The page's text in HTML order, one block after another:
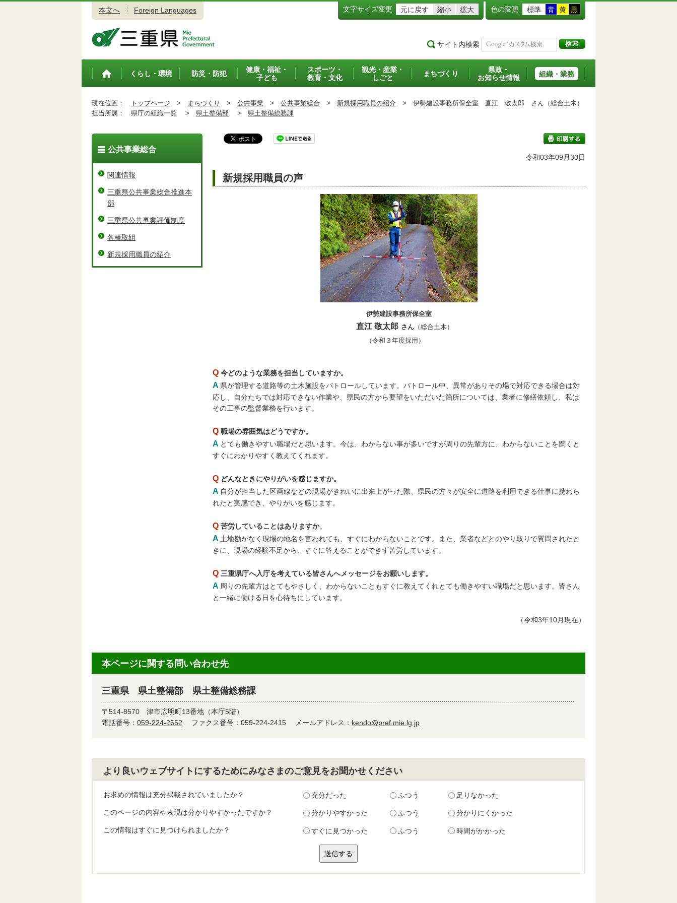
本文へ Foreign Languages 文字サイズ変更 元に戻す 縮小 拡大 色の変更 標準 青 黄 黒
サイト内検索
トップペ
くらし・環境 防災・防犯
健康・福祉・
子ども
スポーツ・
教育・文化
観光・産業・
しごと
まちづくり
県政・
お知らせ情報
組織・業務
現在位置： トップページ > まちづくり > 公共事業 > 公共事業総合 > 新規採用職員の紹介 > 伊勢建設事務所保全室 直江 敬太郎 さん（総合土木）
担当所属：
県庁の組織一覧 > 県土整備部 > 県土整備総務課
令和03年09月30日
新規採用職員の声
伊勢建設事務所保全室
直江 敬太郎 さん （総合土木）
（令和３年度採用）
Q 今どのような業務を担当していますか。
A 県が管理する道路等の土木施設をパトロールしています。パトロール中、異常がありその場で対応できる場合は対
応し、自分たちでは対応できない作業や、県民の方から要望をいただいた箇所については、業者に修繕依頼し、私は
その工事の監督業務を行います。
Q 職場の雰囲気はどうですか。
A とても働きやすい職場だと思います。今は、わからない事が多いですが周りの先輩方に、わからないことを聞くと
すぐにわかりやすく教えてくれます。
Q どんなときにやりがいを感じますか。
A 自分が担当した区画線などの現場がきれいに出来上がった際、県民の方々が安全に道路を利用できる仕事に携わら
れたと実感でき、やりがいを感じます。
Q 苦労していることはありますか。
A 土地勘がなく現場の地名を言われても、すぐにわからないことです。また、業者などとのやり取りで質問されたと
きに、現場の経験不足から、すぐに答えることができず苦労しています。
Q 三重県庁へ入庁を考えている皆さんへメッセージをお願いします。
A 周りの先輩方はとてもやさしく、わからないこともすぐに教えてくれとても働きやすい職場だと思います。皆さん
と一緒に働ける日を心待ちにしています。
（令和3年10月現在）
公共事業総合
関連情報
三重県公共事業総合推進本
部
三重県公共事業評価制度
各種取組
新規採用職員の紹介
本ページに関する問い合わせ先
三重県 県土整備部 県土整備総務課
〒514-8570 津市広明町13番地（本庁5階）
電話番号： 059-224-2652 ファクス番号：059-224-2415 メールアドレス： kendo@pref.mie.lg.jp
より良いウェブサイトにするためにみなさまのご意見をお聞かせください
お求めの情報は充分掲載されていましたか？ 充分だった ふつう 足りなかった
このページの内容や表現は分かりやすかったですか？ 分かりやすかった ふつう 分かりにくかった
この情報はすぐに見つけられましたか？ すぐに見つかった ふつう 時間がかかった